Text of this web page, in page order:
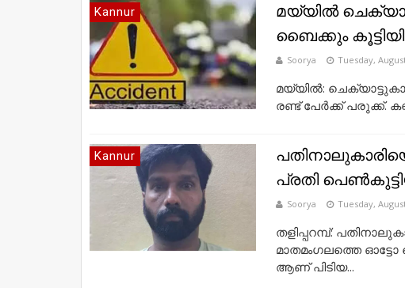
Kannur
മയ്യില്‍
ബൈക്കും
Soorya Tuesday,
മയ്യില്‍:
രണ്ട് പേര്‍ക്ക് പരുക്ക്.
Kannur
പ്രതി
Soorya Tuesday,
തളിപ്പറമ്പ്:
മാതമംഗലത്തെ
ആണ് പിടിയ...